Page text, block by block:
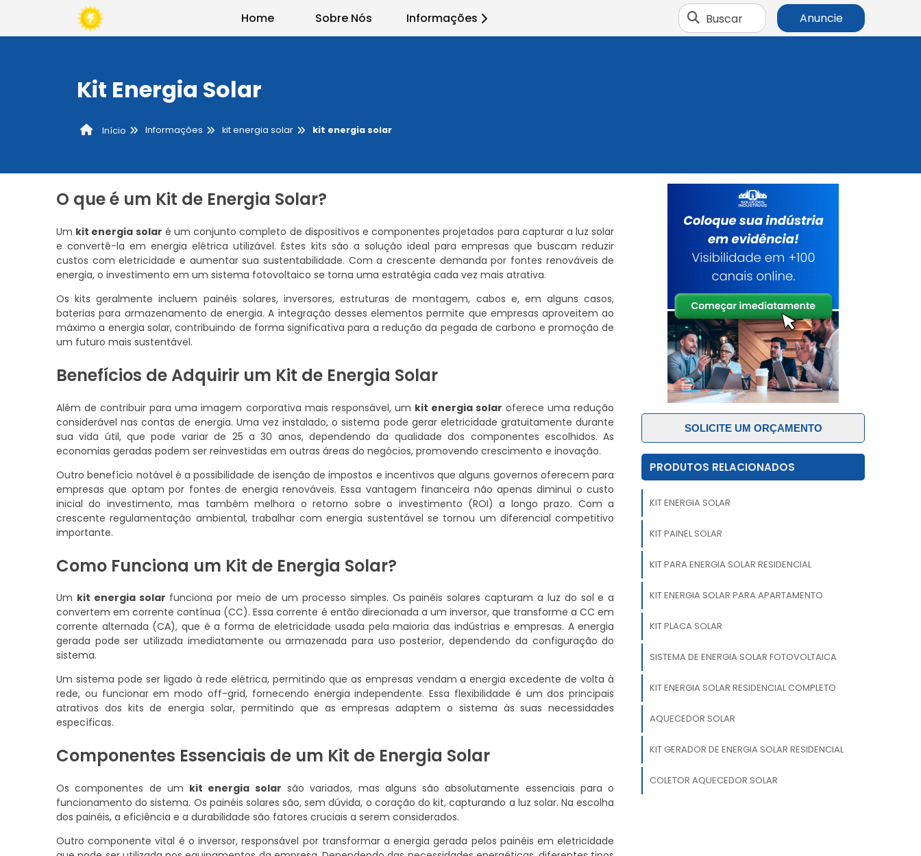
Home Sobre Nós Informações Buscar Anuncie
Kit Energia Solar
Início Informações kit energia solar kit energia solar
O que é um Kit de Energia Solar?
Um kit energia solar é um conjunto completo de dispositivos e componentes projetados para capturar a luz solar
e convertê-la em energia elétrica utilizável. Estes kits são a solução ideal para empresas que buscam reduzir
custos com eletricidade e aumentar sua sustentabilidade. Com a crescente demanda por fontes renováveis de
energia, o investimento em um sistema fotovoltaico se torna uma estratégia cada vez mais atrativa.
Os kits geralmente incluem painéis solares, inversores, estruturas de montagem, cabos e, em alguns casos,
baterias para armazenamento de energia. A integração desses elementos permite que empresas aproveitem ao
máximo a energia solar, contribuindo de forma significativa para a redução da pegada de carbono e promoção de
um futuro mais sustentável.
Benefícios de Adquirir um Kit de Energia Solar
Além de contribuir para uma imagem corporativa mais responsável, um kit energia solar oferece uma redução
considerável nas contas de energia. Uma vez instalado, o sistema pode gerar eletricidade gratuitamente durante
sua vida útil, que pode variar de 25 a 30 anos, dependendo da qualidade dos componentes escolhidos. As
economias geradas podem ser reinvestidas em outras áreas do negócios, promovendo crescimento e inovação.
Outro benefício notável é a possibilidade de isenção de impostos e incentivos que alguns governos oferecem para
empresas que optam por fontes de energia renováveis. Essa vantagem financeira não apenas diminui o custo
inicial do investimento, mas também melhora o retorno sobre o investimento (ROI) a longo prazo. Com a
crescente regulamentação ambiental, trabalhar com energia sustentável se tornou um diferencial competitivo
importante.
Como Funciona um Kit de Energia Solar?
Um kit energia solar funciona por meio de um processo simples. Os painéis solares capturam a luz do sol e a
convertem em corrente contínua (CC). Essa corrente é então direcionada a um inversor, que transforme a CC em
corrente alternada (CA), que é a forma de eletricidade usada pela maioria das indústrias e empresas. A energia
gerada pode ser utilizada imediatamente ou armazenada para uso posterior, dependendo da configuração do
sistema.
Um sistema pode ser ligado à rede elétrica, permitindo que as empresas vendam a energia excedente de volta à
rede, ou funcionar em modo off-grid, fornecendo energia independente. Essa flexibilidade é um dos principais
atrativos dos kits de energia solar, permitindo que as empresas adaptem o sistema às suas necessidades
específicas.
Componentes Essenciais de um Kit de Energia Solar
Os componentes de um kit energia solar são variados, mas alguns são absolutamente essenciais para o
funcionamento do sistema. Os painéis solares são, sem dúvida, o coração do kit, capturando a luz solar. Na escolha
dos painéis, a eficiência e a durabilidade são fatores cruciais a serem considerados.
Outro componente vital é o inversor, responsável por transformar a energia gerada pelos painéis em eletricidade
SOLICITE UM ORÇAMENTO
PRODUTOS RELACIONADOS
KIT ENERGIA SOLAR
KIT PAINEL SOLAR
KIT PARA ENERGIA SOLAR RESIDENCIAL
KIT ENERGIA SOLAR PARA APARTAMENTO
KIT PLACA SOLAR
SISTEMA DE ENERGIA SOLAR FOTOVOLTAICA
KIT ENERGIA SOLAR RESIDENCIAL COMPLETO
AQUECEDOR SOLAR
KIT GERADOR DE ENERGIA SOLAR RESIDENCIAL
COLETOR AQUECEDOR SOLAR